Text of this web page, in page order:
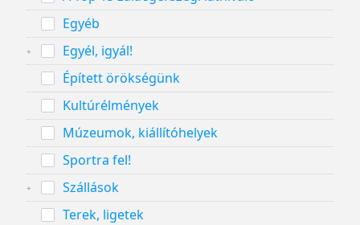
Egyéb
Egyél, igyál!
Épített örökségünk
Kultúrélmények
Múzeumok, kiállítóhelyek
Sportra fel!
Szállások
Terek, ligetek